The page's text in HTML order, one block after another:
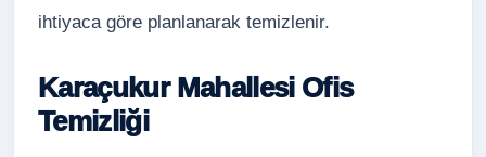
ihtiyaca göre planlanarak temizlenir.
Karaçukur Mahallesi Ofis
Temizliği